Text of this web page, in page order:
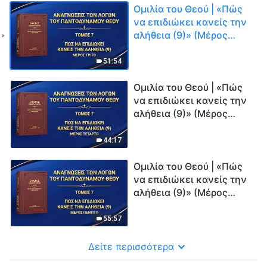
51:54
Ομιλία του Θεού | «Πώς
να επιδιώκει κανείς την
αλήθεια (9)» (Μέρος
44:17
Ομιλία του Θεού | «Πώς
να επιδιώκει κανείς την
αλήθεια (9)» (Μέρος
55:57
Ομιλία του Θεού | «Πώς
να επιδιώκει κανείς την
αλήθεια (9)» (Μέρος
Δείτε περισσότερα